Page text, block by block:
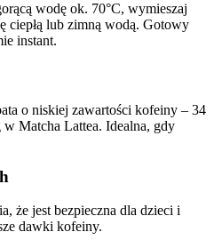
wodę ok. 70°C, wymieszaj
ciepłą lub zimną wodą. Gotowy
instant.
o niskiej zawartości kofeiny – 34
Matcha Lattea. Idealna, gdy
że jest bezpieczna dla dzieci i
dawki kofeiny.